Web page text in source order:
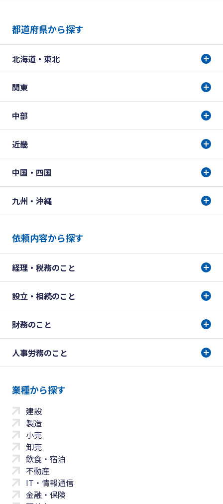
都道府県から探す
北海道・東北
関東
中部
近畿
中国・四国
九州・沖縄
依頼内容から探す
経理・税務のこと
設立・相続のこと
財務のこと
人事労務のこと
業種から探す
建設
製造
小売
卸売
飲食・宿泊
不動産
IT・情報通信
金融・保険